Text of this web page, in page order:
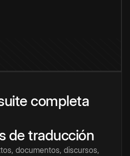
completa
de traducción
documentos, discursos,